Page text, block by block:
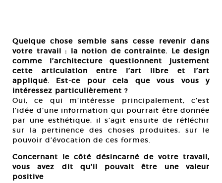
Quelque chose semble sans cesse revenir dans
votre travail : la notion de contrainte. Le design
comme l’architecture questionnent justement
cette articulation entre l’art libre et l’art
appliqué. Est-ce pour cela que vous vous y
intéressez particulièrement ?
Oui, ce qui m’intéresse principalement, c’est
l’idée d’une information qui pourrait être donnée
par une esthétique, il s’agit ensuite de réfléchir
sur la pertinence des choses produites, sur le
pouvoir d’évocation de ces formes.
Concernant le côté désincarné de votre travail,
vous avez dit qu’il pouvait être une valeur
positive